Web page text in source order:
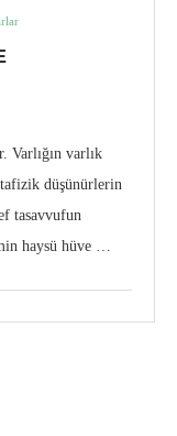
Varlığın varlık
düşünürlerin
tasavvufun
haysü hüve …